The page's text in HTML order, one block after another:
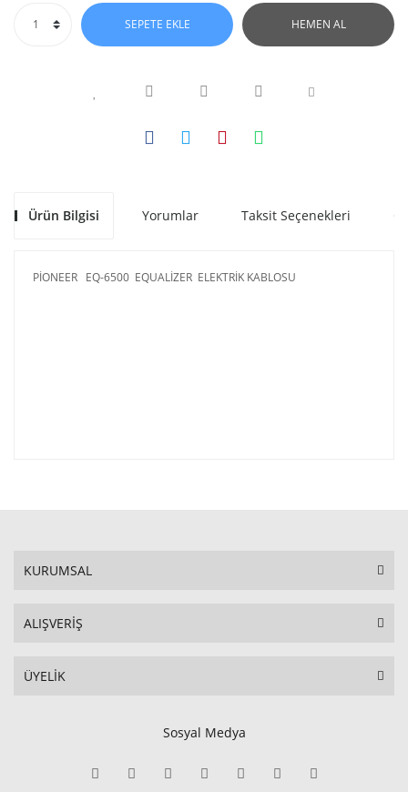
SEPETE EKLE HEMEN AL
Ürün Bilgisi Yorumlar Taksit Seçenekleri
PİONEER EQ-6500 EQUALİZER ELEKTRİK KABLOSU
KURUMSAL
ALIŞVERİŞ
ÜYELİK
Sosyal Medya